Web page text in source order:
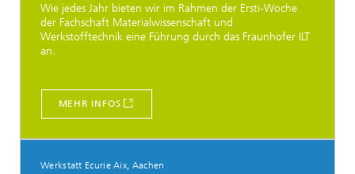
Wie jedes Jahr bieten wir im Rahmen der Ersti-Woche
der Fachschaft Materialwissenschaft und
Werkstofftechnik eine Führung durch das Fraunhofer ILT
an.
MEHR INFOS
Werkstatt Ecurie Aix, Aachen